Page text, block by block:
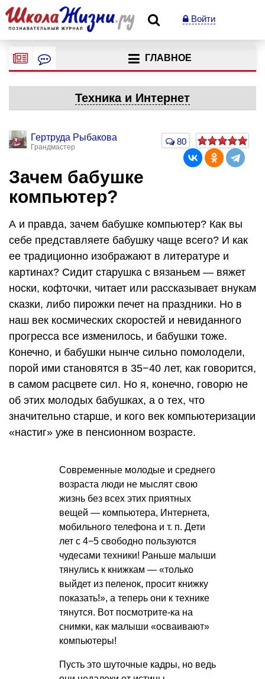
Войти
ГЛАВНОЕ
Техника и Интернет
Гертруда Рыбакова
Грандмастер
80
Зачем бабушке
компьютер?
А и правда, зачем бабушке компьютер? Как вы
себе представляете бабушку чаще всего? И как
ее традиционно изображают в литературе и
картинах? Сидит старушка с вязаньем — вяжет
носки, кофточки, читает или рассказывает внукам
сказки, либо пирожки печет на праздники. Но в
наш век космических скоростей и невиданного
прогресса все изменилось, и бабушки тоже.
Конечно, и бабушки нынче сильно помолодели,
порой ими становятся в 35−40 лет, как говорится,
в самом расцвете сил. Но я, конечно, говорю не
об этих молодых бабушках, а о тех, что
значительно старше, и кого век компьютеризации
«настиг» уже в пенсионном возрасте.
Современные молодые и среднего
возраста люди не мыслят свою
жизнь без всех этих приятных
вещей — компьютера, Интернета,
мобильного телефона и т. п. Дети
лет с 4−5 свободно пользуются
чудесами техники! Раньше малыши
тянулись к книжкам — «только
выйдет из пеленок, просит книжку
показать!», а теперь они к технике
тянутся. Вот посмотрите-ка на
снимки, как малыши «осваивают»
компьютеры!
Пусть это шуточные кадры, но ведь